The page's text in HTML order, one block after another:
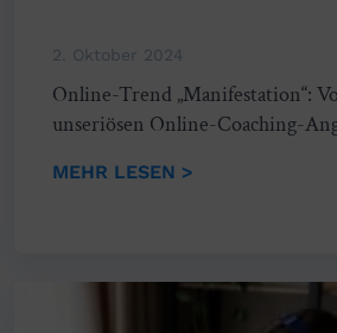
2. Oktober 2024
Online-Trend „Manifestation“:
unseriösen Online-Coaching-
MEHR LESEN >